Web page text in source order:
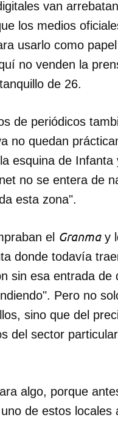
has de iniciar
SESIÓN
van
los medios
usarlo como
no venden la
de 26.
de periódicos
no quedan
esquina de
no se entera de
esta zona".
el Granmay
donde todavía
sin esa entrada de
Pero no
sino que del
del sector
algo, porque
de estos locales